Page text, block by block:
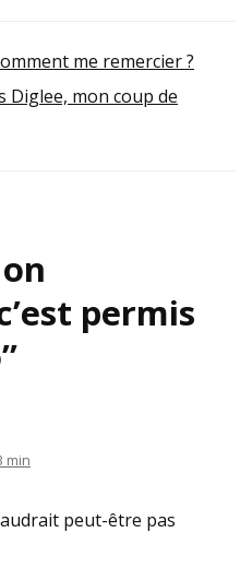
me remercier ?
Diglee, mon coup de
permis
”
min
peut-être pas